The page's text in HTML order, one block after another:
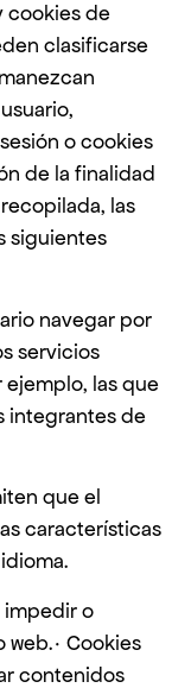
cookies de
clasificarse
o cookies
de la finalidad
las
siguientes
navegar por
servicios
las que
integrantes de
que el
características
impedir o
Cookies
contenidos